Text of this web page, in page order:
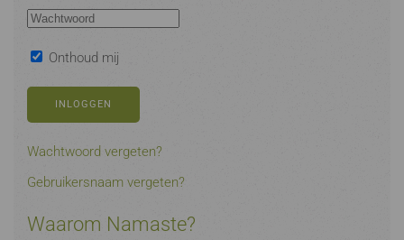
Onthoud mij
INLOGGEN
Wachtwoord vergeten?
Gebruikersnaam vergeten?
Waarom Namaste?